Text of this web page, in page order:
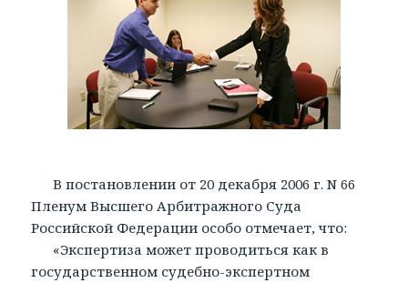
В постановлении от 20 декабря 2006 г. N 66
Пленум Высшего Арбитражного Суда
Российской Федерации особо отмечает, что:
«Экспертиза может проводиться как в
государственном судебно-экспертном